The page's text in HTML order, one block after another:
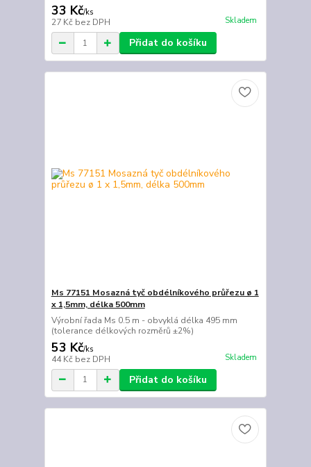
33 Kč/ks
27 Kč bez DPH Skladem
Přidat do košíku
Ms 77151 Mosazná tyč obdélníkového průřezu ø 1
x 1,5mm, délka 500mm
Výrobní řada Ms 0.5 m - obvyklá délka 495 mm
(tolerance délkových rozměrů ±2%)
53 Kč/ks
44 Kč bez DPH Skladem
Přidat do košíku